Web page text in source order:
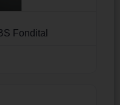
Fondital